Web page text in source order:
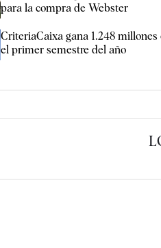
para la compra de Webster
CriteriaCaixa gana 1.248 millones
el primer semestre del año